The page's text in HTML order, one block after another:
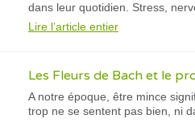
dans leur quotidien. Stress,
Lire l’article entier
Les Fleurs de Bach et le
A notre époque, être mince
trop ne se sentent pas bien, ni